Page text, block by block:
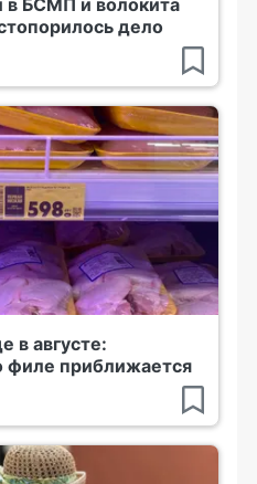
в БСМП и волокита
дело
в августе:
филе приближается